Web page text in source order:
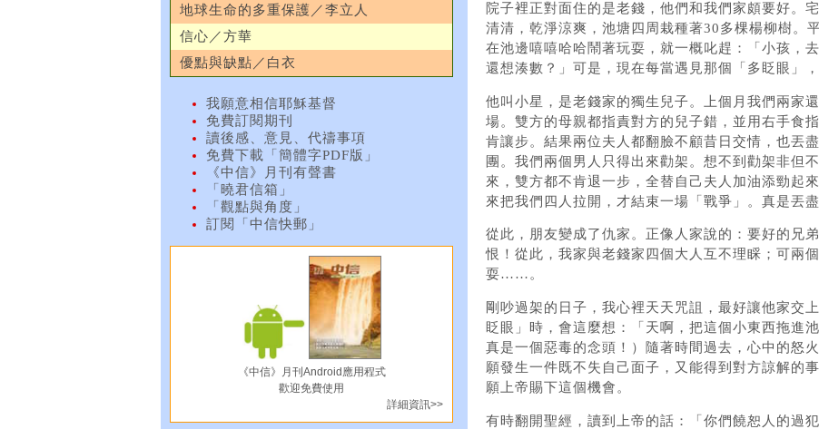
地球生命的多重保護／李立人
信心／方華
優點與缺點／白衣
我願意相信耶穌基督
免費訂閱期刊
讀後感、意見、代禱事項
免費下載「簡體字PDF版」
《中信》月刊有聲書
「曉君信箱」
「觀點與角度」
訂閱「中信快郵」
《中信》月刊Android應用程式
歡迎免費使用
詳細資訊>>
院子裡正對面住的是老錢，他們和我們家頗要好。
清清，乾淨涼爽，池塘四周栽種著30多棵楊柳樹。
在池邊嘻嘻哈哈鬧著玩耍，就一概叱趕：「小孩，
還想湊數？」可是，現在每當遇見那個「多眨眼」
他叫小星，是老錢家的獨生兒子。上個月我們兩家
場。雙方的母親都指責對方的兒子錯，並用右手食
肯讓步。結果兩位夫人都翻臉不顧昔日交情，也丟
團。我們兩個男人只得出來勸架。想不到勸架非但
來，雙方都不肯退一步，全替自己夫人加油添勁起
來把我們四人拉開，才結束一場「戰爭」。真是丟盡
從此，朋友變成了仇家。正像人家說的：要好的兄
恨！從此，我家與老錢家四個大人互不理睬；可兩
耍……。
剛吵過架的日子，我心裡天天咒詛，最好讓他家交
眨眼」時，會這麼想：「天啊，把這個小東西拖進
真是一個惡毒的念頭！）隨著時間過去，心中的怒
願發生一件既不失自己面子，又能得到對方諒解的
願上帝賜下這個機會。
有時翻開聖經，讀到上帝的話：「你們饒恕人的過